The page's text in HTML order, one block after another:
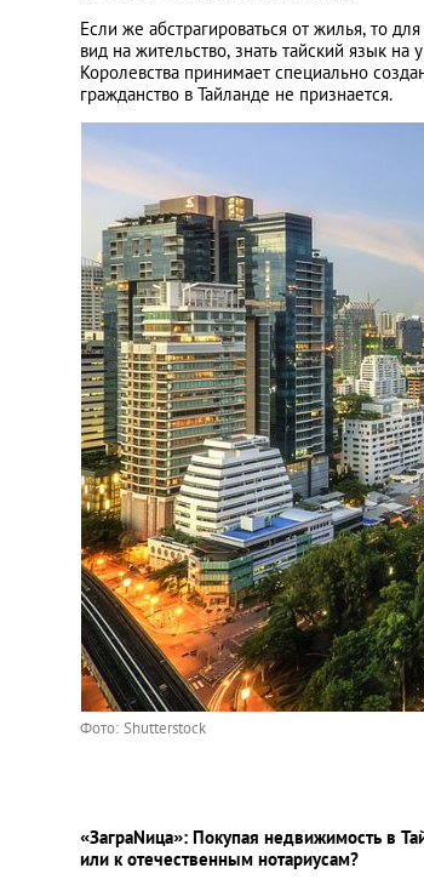
Если же абстрагироваться от жилья, то
вид на жительство, знать тайский язык
Королевства принимает специально
гражданство в Тайланде не признается.
Фото: Shutterstock
«ЗаграNица»: Покупая недвижимость в
или к отечественным нотариусам?